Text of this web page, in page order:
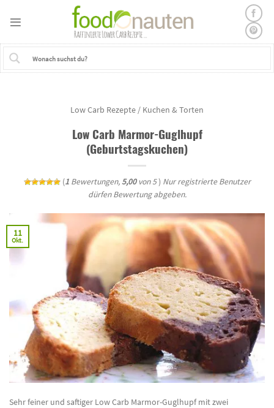
Low Carb Rezepte / Kuchen & Torten
Low Carb Marmor-Guglhupf
(Geburtstagskuchen)
(1Bewertungen,5,00von 5) Nur registrierte Benutzer
dürfen Bewertung abgeben.
11
Okt.
Sehr feiner und saftiger Low Carb Marmor-Guglhupf mit zwei